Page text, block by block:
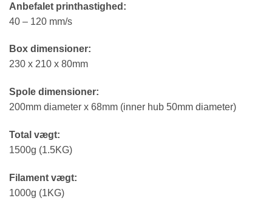
Anbefalet printhastighed:
40 – 120 mm/s
Box dimensioner:
230 x 210 x 80mm
Spole dimensioner:
200mm diameter x 68mm (inner hub 50mm diameter)
Total vægt:
1500g (1.5KG)
Filament vægt:
1000g (1KG)